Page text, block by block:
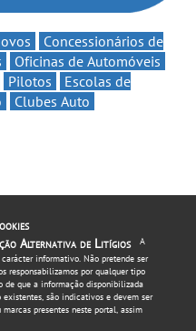
Concessionários de
Oficinas de Automóveis
Pilotos
Escolas de
Clubes Auto
Alternativa de Litígios
A
informativo. Não pretende ser
responsabilizamos por qualquer tipo
de que a informação disponibilizada
são indicativos e devem ser
presentes neste portal, assim